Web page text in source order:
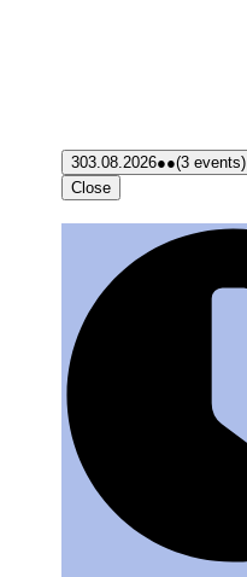
303.08.2026●●(3 events)
Close